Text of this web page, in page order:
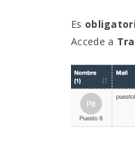
Es
Accede a